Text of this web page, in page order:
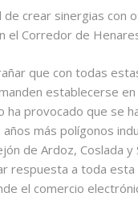
de crear sinergias con
el Corredor de
que con todas
establecerse
ha provocado que se
años más polígonos
de Ardoz, Coslada y
respuesta a toda esta
el comercio